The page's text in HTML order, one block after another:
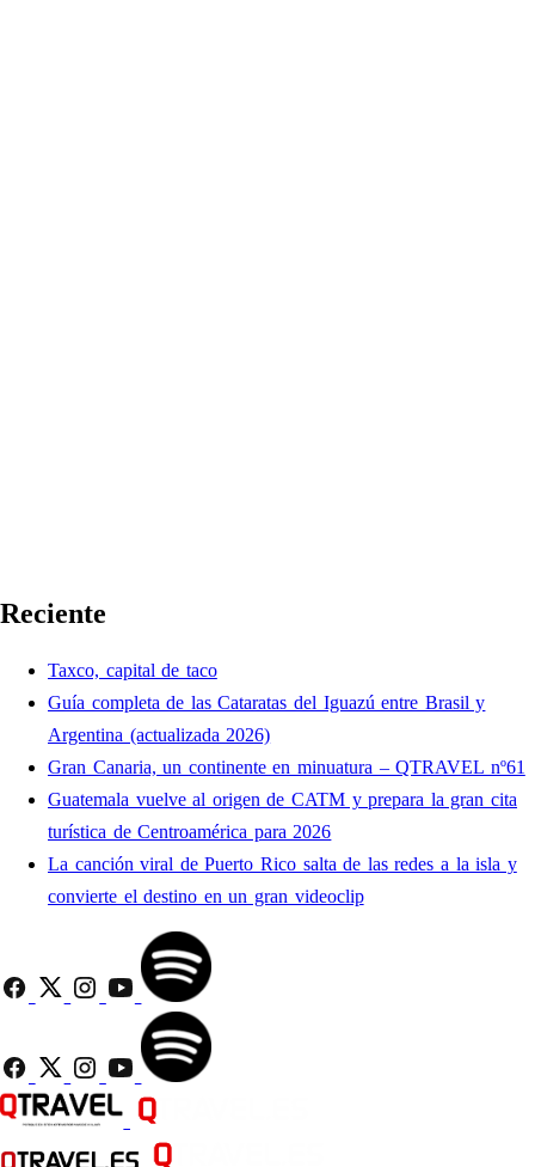
Reciente
Taxco, capital de taco
Guía completa de las Cataratas del Iguazú entre Brasil y
Argentina (actualizada 2026)
Gran Canaria, un continente en minuatura – QTRAVEL nº61
Guatemala vuelve al origen de CATM y prepara la gran cita
turística de Centroamérica para 2026
La canción viral de Puerto Rico salta de las redes a la isla y
convierte el destino en un gran videoclip